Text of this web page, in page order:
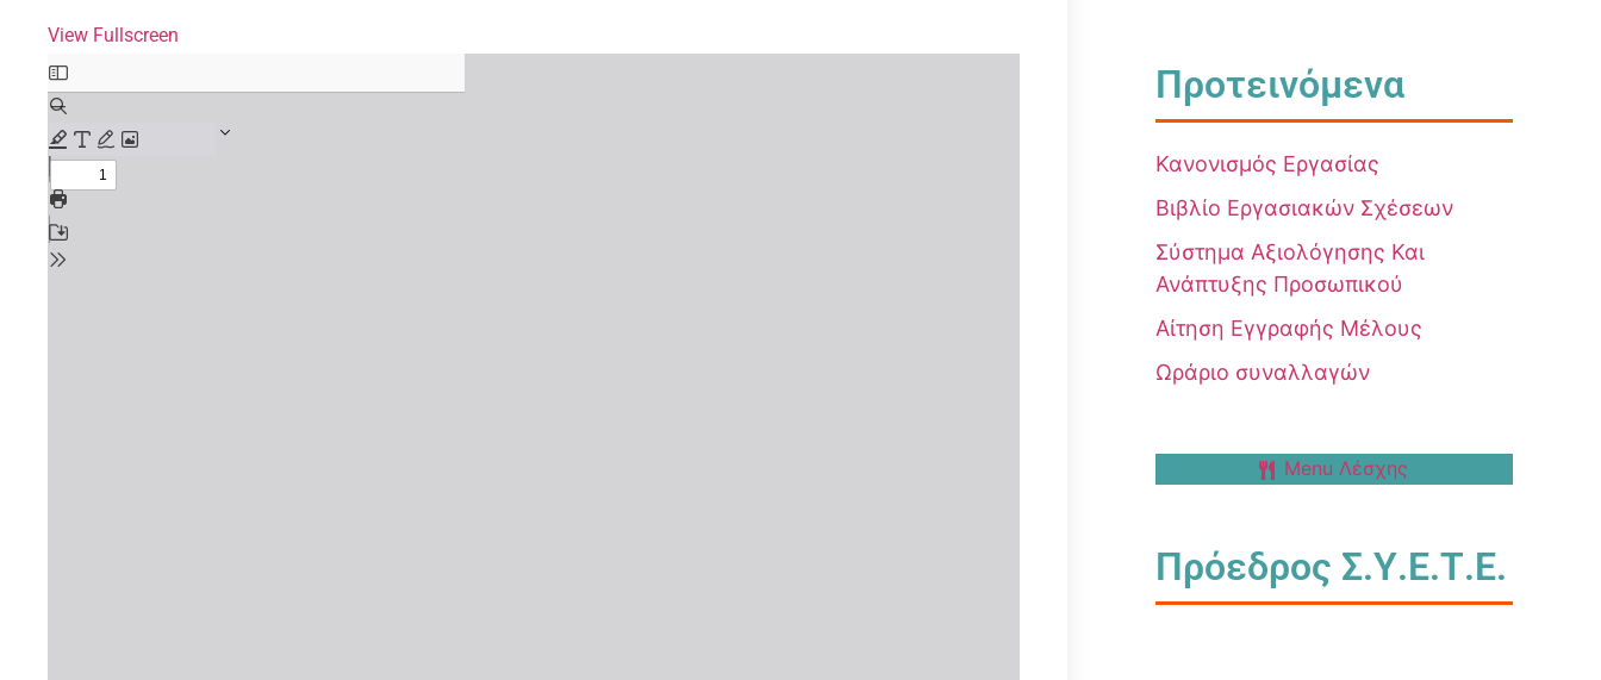
View Fullscreen
Προτεινόμενα
Κανονισμός Εργασίας
Βιβλίο Εργασιακών Σχέσεων
Σύστημα Αξιολόγησης Και
Ανάπτυξης Προσωπικού
Αίτηση Εγγραφής Μέλους
Ωράριο συναλλαγών
Menu Λέσχης
Πρόεδρος Σ.Υ.Ε.Τ.Ε.